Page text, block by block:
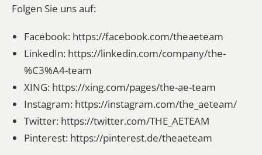
Folgen Sie uns auf:
Facebook: https://facebook.com/theaeteam
LinkedIn: https://linkedin.com/company/the-
%C3%A4-team
XING: https://xing.com/pages/the-ae-team
Instagram: https://instagram.com/the_aeteam/
Twitter: https://twitter.com/THE_AETEAM
Pinterest: https://pinterest.de/theaeteam